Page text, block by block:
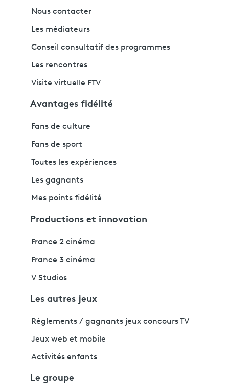
Nous contacter
Les médiateurs
Conseil consultatif des programmes
Les rencontres
Visite virtuelle FTV
Avantages fidélité
Fans de culture
Fans de sport
Toutes les expériences
Les gagnants
Mes points fidélité
Productions et innovation
France 2 cinéma
France 3 cinéma
V Studios
Les autres jeux
Règlements / gagnants jeux concours TV
Jeux web et mobile
Activités enfants
Le groupe